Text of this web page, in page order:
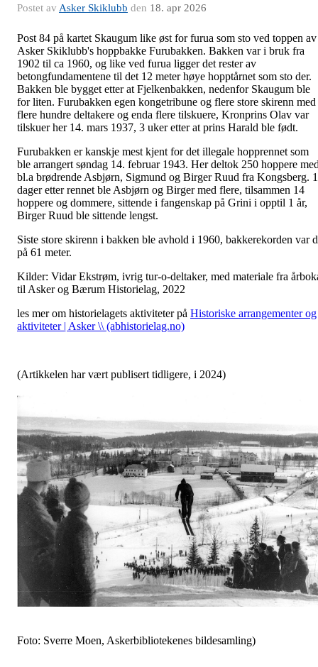
Postet av Asker Skiklubb den 18. apr 2026
Post 84 på kartet Skaugum like øst for furua som sto ved toppen av
Asker Skiklubb's hoppbakke Furubakken. Bakken var i bruk fra
1902 til ca 1960, og like ved furua ligger det rester av
betongfundamentene til det 12 meter høye hopptårnet som sto der.
Bakken ble bygget etter at Fjelkenbakken, nedenfor Skaugum ble
for liten. Furubakken egen kongetribune og flere store skirenn med
flere hundre deltakere og enda flere tilskuere, Kronprins Olav var
tilskuer her 14. mars 1937, 3 uker etter at prins Harald ble født.
Furubakken er kanskje mest kjent for det illegale hopprennet som
ble arrangert søndag 14. februar 1943. Her deltok 250 hoppere
bl.a brødrende Asbjørn, Sigmund og Birger Ruud fra Kongsberg.
dager etter rennet ble Asbjørn og Birger med flere, tilsammen 14
hoppere og dommere, sittende i fangenskap på Grini i opptil 1 år,
Birger Ruud ble sittende lengst.
Siste store skirenn i bakken ble avhold i 1960, bakkerekorden var
på 61 meter.
Kilder: Vidar Ekstrøm, ivrig tur-o-deltaker, med materiale fra
til Asker og Bærum Historielag, 2022
les mer om historielagets aktiviteter på Historiske arrangementer og
aktiviteter | Asker \\ (abhistorielag.no)
(Artikkelen har vært publisert tidligere, i 2024)
Foto: Sverre Moen, Askerbibliotekenes bildesamling)